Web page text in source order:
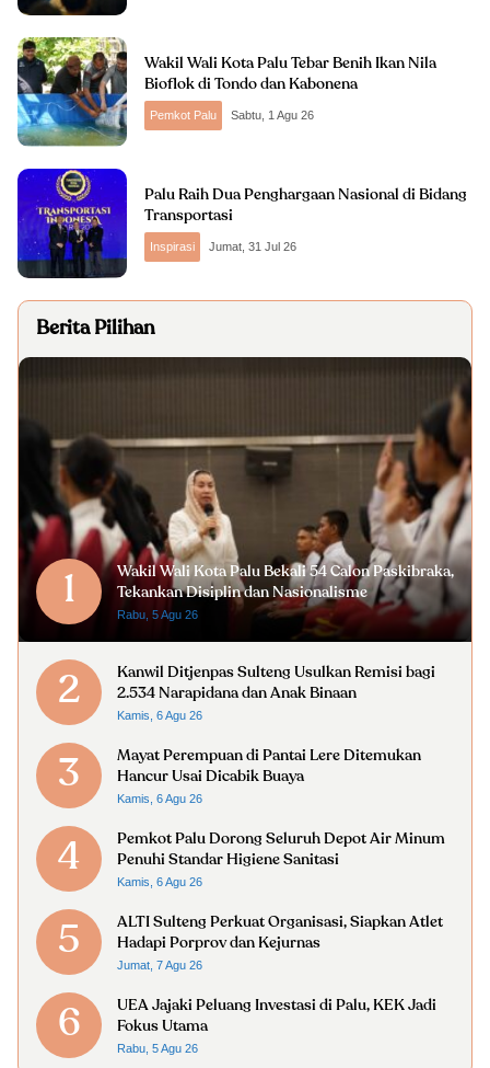
Wakil Wali Kota Palu Tebar Benih Ikan Nila
Bioflok di Tondo dan Kabonena
Pemkot Palu Sabtu, 1 Agu 26
Palu Raih Dua Penghargaan Nasional di Bidang
Transportasi
Inspirasi Jumat, 31 Jul 26
Berita Pilihan
1
Wakil Wali Kota Palu Bekali 54 Calon Paskibraka,
Tekankan Disiplin dan Nasionalisme
Rabu, 5 Agu 26
2
Kanwil Ditjenpas Sulteng Usulkan Remisi bagi
2.534 Narapidana dan Anak Binaan
Kamis, 6 Agu 26
3
Mayat Perempuan di Pantai Lere Ditemukan
Hancur Usai Dicabik Buaya
Kamis, 6 Agu 26
4
Pemkot Palu Dorong Seluruh Depot Air Minum
Penuhi Standar Higiene Sanitasi
Kamis, 6 Agu 26
5
ALTI Sulteng Perkuat Organisasi, Siapkan Atlet
Hadapi Porprov dan Kejurnas
Jumat, 7 Agu 26
6
UEA Jajaki Peluang Investasi di Palu, KEK Jadi
Fokus Utama
Rabu, 5 Agu 26